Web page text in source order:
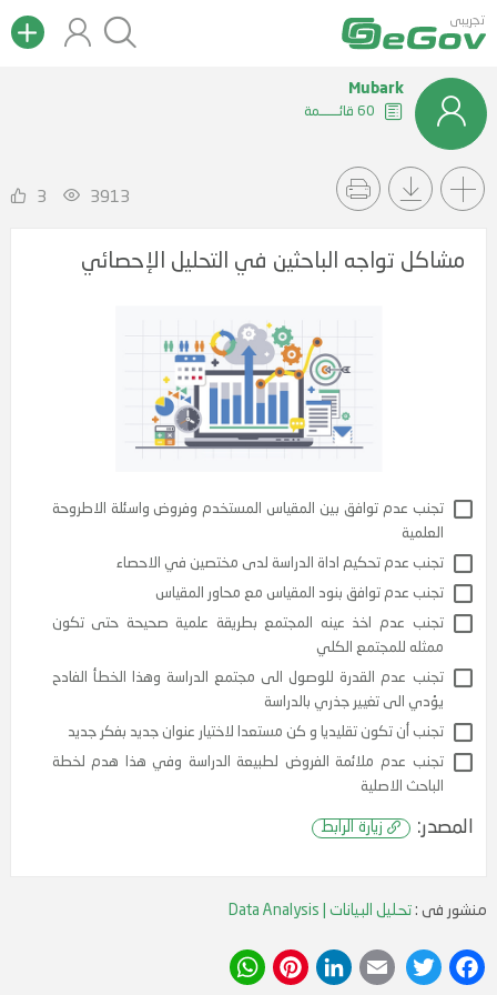
تجريبى
Mubark
3 3913
مشاكل تواجه الباحثين في التحليل الإحصائي
عدم توافق بين المقياس المستخدم وفروض واسئلة الاطروحة
عدم توافق بنود المقياس مع محاور المقياس
عدم اخذ عينه المجتمع بطريقة علمية صحيحة حتى تكون
للمجتمع الكلي
عدم القدرة للوصول الى مجتمع الدراسة وهذا الخطأ الفادح
الى تغيير جذري بالدراسة
زيارة الرابط
منشور فى : تحليل البيانات | Data Analysis
Facebook
Twitter
Email
LinkedIn
Pinterest
WhatsApp